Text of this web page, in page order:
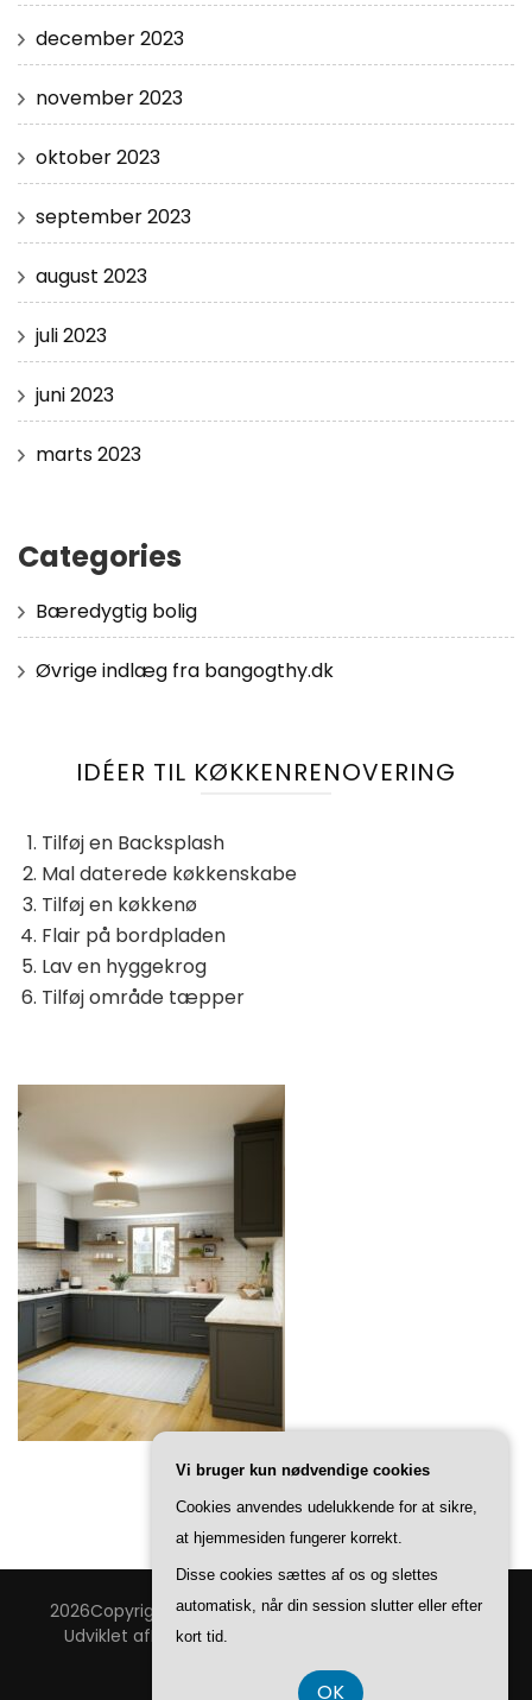
december 2023
november 2023
oktober 2023
september 2023
august 2023
juli 2023
juni 2023
marts 2023
Categories
Bæredygtig bolig
Øvrige indlæg fra bangogthy.dk
IDÉER TIL KØKKENRENOVERING
Tilføj en Backsplash
Mal daterede køkkenskabe
Tilføj en køkkenø
Flair på bordpladen
Lav en hyggekrog
Tilføj område tæpper
2026CopyrightBang & Thy Bolig.Blossom Feminine |
Udviklet afBlossom Temaer
Vi bruger kun nødvendige cookies
Cookies anvendes udelukkende for at sikre,
at hjemmesiden fungerer korrekt.
Disse cookies sættes af os og slettes
automatisk, når din session slutter eller efter
kort tid.
OK